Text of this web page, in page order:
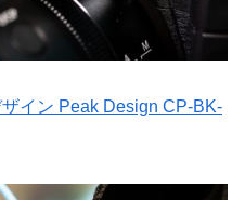
ザイン Peak Design CP-BK-